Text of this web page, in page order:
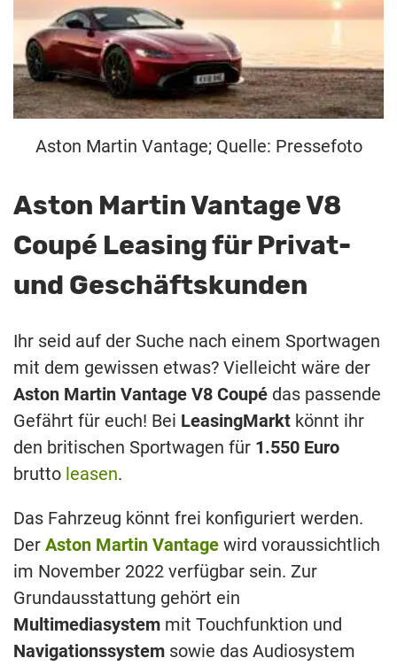
Aston Martin Vantage; Quelle: Pressefoto
Aston Martin Vantage V8
Coupé Leasing für Privat-
und Geschäftskunden
Ihr seid auf der Suche nach einem Sportwagen
mit dem gewissen etwas? Vielleicht wäre der
Aston Martin Vantage V8 Coupé das passende
Gefährt für euch! Bei LeasingMarkt könnt ihr
den britischen Sportwagen für 1.550 Euro
brutto leasen.
Das Fahrzeug könnt frei konfiguriert werden.
Der Aston Martin Vantage wird voraussichtlich
im November 2022 verfügbar sein. Zur
Grundausstattung gehört ein
Multimediasystem mit Touchfunktion und
Navigationssystem sowie das Audiosystem